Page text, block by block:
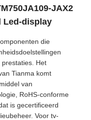
JAX2
Led-display
die
Het
Tianma komt
van
RoHS-conforme
is gecertificeerd
Voor tv-